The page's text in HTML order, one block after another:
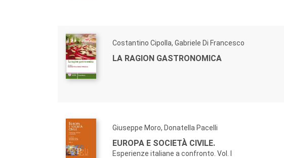
Costantino Cipolla, Gabriele Di Francesco
LA RAGION GASTRONOMICA
Giuseppe Moro, Donatella Pacelli
EUROPA E SOCIETÀ CIVILE.
Esperienze italiane a confronto. Vol. I